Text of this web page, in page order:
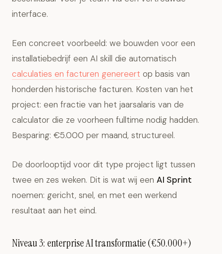
interface.
Een concreet voorbeeld: we bouwden voor een
installatiebedrijf een AI skill die automatisch
calculaties en facturen genereert op basis van
honderden historische facturen. Kosten van het
project: een fractie van het jaarsalaris van de
calculator die ze voorheen fulltime nodig hadden.
Besparing: €5.000 per maand, structureel.
De doorlooptijd voor dit type project ligt tussen
twee en zes weken. Dit is wat wij een AI Sprint
noemen: gericht, snel, en met een werkend
resultaat aan het eind.
Niveau 3: enterprise AI transformatie (€50.000+)